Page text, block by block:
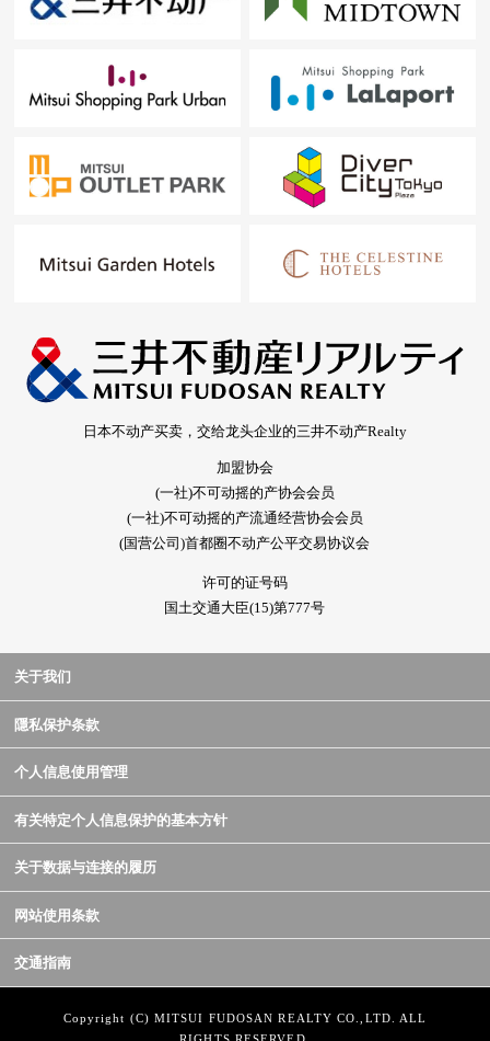
日本不动产买卖，交给龙头企业的三井不动产Realty
加盟协会
(一社)不可动摇的产协会会员
(一社)不可动摇的产流通经营协会会员
(国营公司)首都圈不动产公平交易协议会
许可的证号码
国土交通大臣(15)第777号
关于我们
隱私保护条款
个人信息使用管理
有关特定个人信息保护的基本方针
关于数据与连接的履历
网站使用条款
交通指南
Copyright (C) MITSUI FUDOSAN REALTY CO.,LTD. ALL